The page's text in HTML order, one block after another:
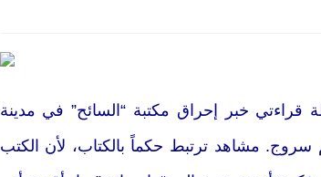
خبر إحراق مكتبة “السائح” في مدينة
سروج. مشاهد ترتبط حكماً بالكتاب، لأن الكتب